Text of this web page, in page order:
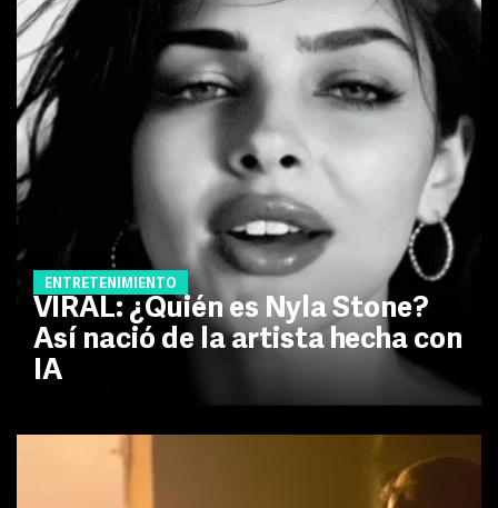
ENTRETENIMIENTO
VIRAL: ¿Quién es Nyla Stone?
Así nació de la artista hecha con
IA